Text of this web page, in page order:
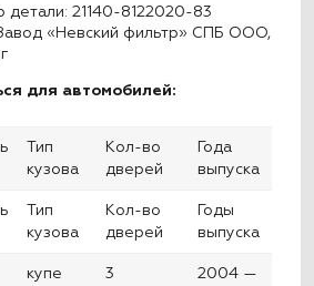
детали: 21140-8122020-83
«Невский фильтр» СПБ ООО,
для автомобилей:
Тип
кузова
Кол-во
дверей
Года
выпуска
Тип
кузова
Кол-во
дверей
Годы
выпуска
купе 3
2004 —